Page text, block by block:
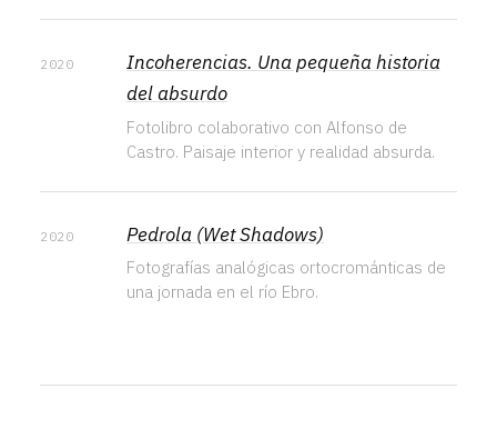
2020
Incoherencias. Una pequeña historia
del absurdo
Fotolibro colaborativo con Alfonso de
Castro. Paisaje interior y realidad absurda.
2020 Pedrola (Wet Shadows)
Fotografías analógicas ortocrománticas de
una jornada en el río Ebro.